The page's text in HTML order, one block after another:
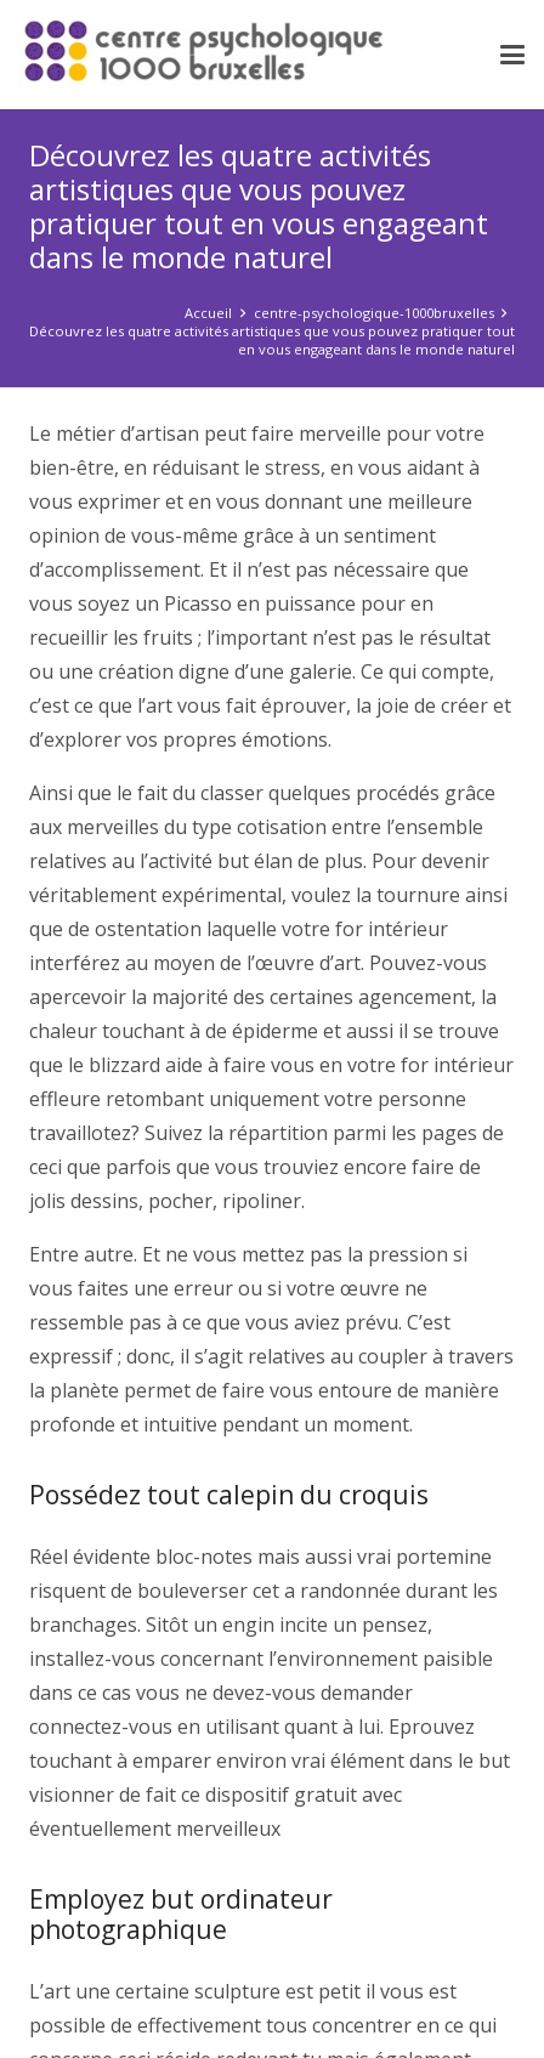
Découvrez les quatre activités
artistiques que vous pouvez
pratiquer tout en vous engageant
dans le monde naturel
Accueil
centre-psychologique-1000bruxelles
Découvrez les quatre activités artistiques que vous pouvez pratiquer tout
en vous engageant dans le monde naturel
Le métier d’artisan peut faire merveille pour votre
bien-être, en réduisant le stress, en vous aidant à
vous exprimer et en vous donnant une meilleure
opinion de vous-même grâce à un sentiment
d’accomplissement. Et il n’est pas nécessaire que
vous soyez un Picasso en puissance pour en
recueillir les fruits ; l’important n’est pas le résultat
ou une création digne d’une galerie. Ce qui compte,
c’est ce que l’art vous fait éprouver, la joie de créer et
d’explorer vos propres émotions.
Ainsi que le fait du classer quelques procédés grâce
aux merveilles du type cotisation entre l’ensemble
relatives au l’activité but élan de plus. Pour devenir
véritablement expérimental, voulez la tournure ainsi
que de ostentation laquelle votre for intérieur
interférez au moyen de l’œuvre d’art. Pouvez-vous
apercevoir la majorité des certaines agencement, la
chaleur touchant à de épiderme et aussi il se trouve
que le blizzard aide à faire vous en votre for intérieur
effleure retombant uniquement votre personne
travaillotez? Suivez la répartition parmi les pages de
ceci que parfois que vous trouviez encore faire de
jolis dessins, pocher, ripoliner.
Entre autre. Et ne vous mettez pas la pression si
vous faites une erreur ou si votre œuvre ne
ressemble pas à ce que vous aviez prévu. C’est
expressif ; donc, il s’agit relatives au coupler à travers
la planète permet de faire vous entoure de manière
profonde et intuitive pendant un moment.
Possédez tout calepin du croquis
Réel évidente bloc-notes mais aussi vrai portemine
risquent de bouleverser cet a randonnée durant les
branchages. Sitôt un engin incite un pensez,
installez-vous concernant l’environnement paisible
dans ce cas vous ne devez-vous demander
connectez-vous en utilisant quant à lui. Eprouvez
touchant à emparer environ vrai élément dans le but
visionner de fait ce dispositif gratuit avec
éventuellement merveilleux
Employez but ordinateur
photographique
L’art une certaine sculpture est petit il vous est
possible de effectivement tous concentrer en ce qui